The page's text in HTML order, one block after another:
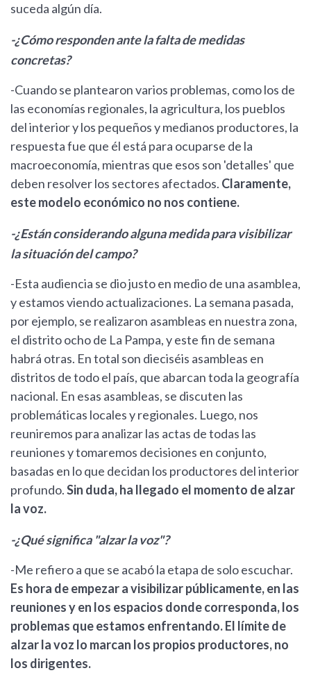
suceda algún día.
-¿Cómo responden ante la falta de medidas
concretas?
-Cuando se plantearon varios problemas, como los de
las economías regionales, la agricultura, los pueblos
del interior y los pequeños y medianos productores, la
respuesta fue que él está para ocuparse de la
macroeconomía, mientras que esos son 'detalles' que
deben resolver los sectores afectados. Claramente,
este modelo económico no nos contiene.
-¿Están considerando alguna medida para visibilizar
la situación del campo?
-Esta audiencia se dio justo en medio de una asamblea,
y estamos viendo actualizaciones. La semana pasada,
por ejemplo, se realizaron asambleas en nuestra zona,
el distrito ocho de La Pampa, y este fin de semana
habrá otras. En total son dieciséis asambleas en
distritos de todo el país, que abarcan toda la geografía
nacional. En esas asambleas, se discuten las
problemáticas locales y regionales. Luego, nos
reuniremos para analizar las actas de todas las
reuniones y tomaremos decisiones en conjunto,
basadas en lo que decidan los productores del interior
profundo.Sin duda, ha llegado el momento de alzar
la voz.
-¿Qué significa "alzar la voz"?
-Me refiero a que se acabó la etapa de solo escuchar.
Es hora de empezar a visibilizar públicamente, en las
reuniones y en los espacios donde corresponda, los
problemas que estamos enfrentando. El límite de
alzar la voz lo marcan los propios productores, no
los dirigentes.